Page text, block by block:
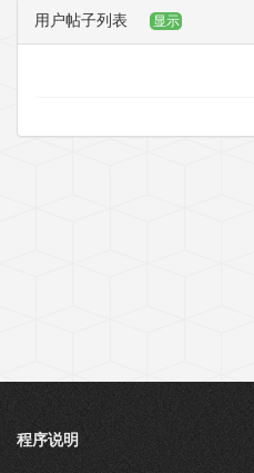
用户帖子列表 显示
程序说明